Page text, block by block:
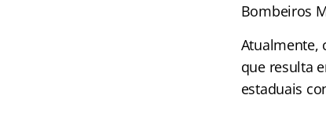
Bombeiros
Atualmente,
que resulta
estaduais